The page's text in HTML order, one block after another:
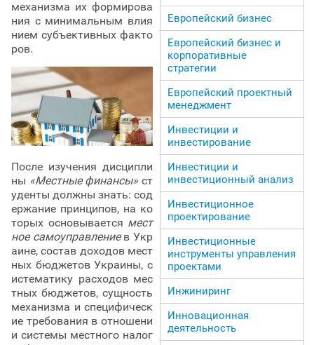
механизма их формирова
ния с минимальным влия
нием субъективных факто
ров.
После изучения дисципли
ны «Местные финансы» ст
уденты должны знать: сод
ержание принципов, на ко
торых основывается мест
ное самоуправлениев Укр
аине, состав доходов мест
ных бюджетов Украины, с
истематику расходов мес
тных бюджетов, сущность
механизма и специфическ
ие требования в отношени
и системы местного налог
Европейский бизнес
Европейский бизнес и
корпоративные
стратегии
Европейский проектный
менеджмент
Инвестиции и
инвестирование
Инвестиции и
инвестиционный анализ
Инвестиционное
проектирование
Инвестиционные
инструменты управления
проектами
Инжиниринг
Инновационная
деятельность